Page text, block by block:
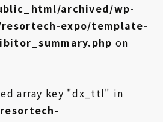
archived/wp-
expo/template-
on
array key "dx_ttl" in